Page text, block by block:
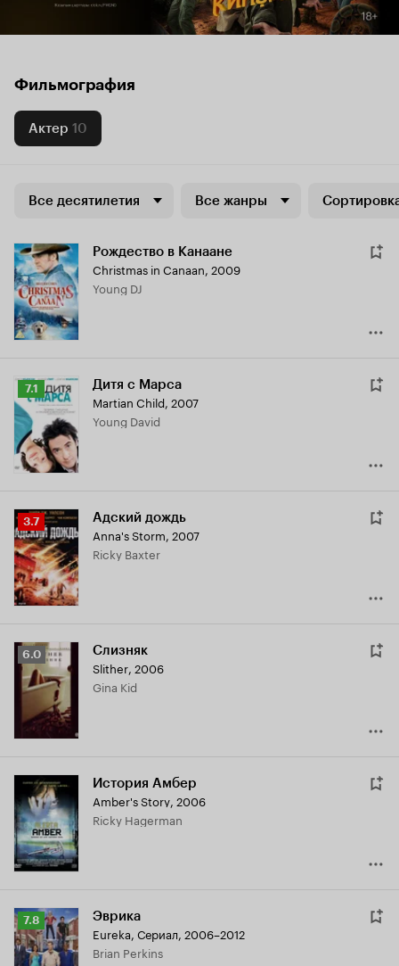
Фильмография
Актер 10
Все десятилетия Все жанры
Рождество в Канаане
Christmas in Canaan, 2009
Young DJ
Рейтинг
Кинопоиска
7.1
7.1 Дитя с Марса
Martian Child, 2007
Young David
Рейтинг
Кинопоиска
3.7
3.7 Адский дождь
Anna's Storm, 2007
Ricky Baxter
Рейтинг
Кинопоиска
6.0
6.0 Слизняк
Slither, 2006
Gina Kid
История Амбер
Amber's Story, 2006
Ricky Hagerman
Рейтинг
Кинопоиска
7.8
7.8 Эврика
Eureka, Сериал, 2006–2012
Brian Perkins